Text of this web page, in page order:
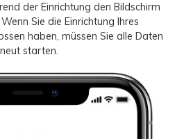
der Einrichtung den Bildschirm
Sie die Einrichtung Ihres
haben, müssen Sie alle Daten
starten.